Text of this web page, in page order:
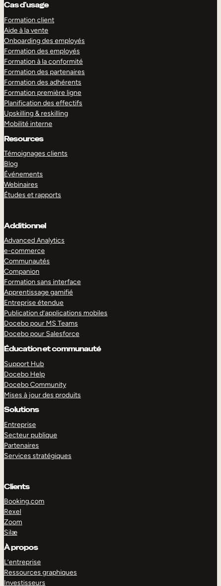
Cas d’usage
Formation client
Aide à la vente
Onboarding des employés
Formation des employés
Formation à la conformité
Formation des partenaires
Formation des adhérents
Formation première ligne
Planification des effectifs
Upskilling & reskilling
Mobilité interne
Resources
Témoignages clients
Blog
Événements
Webinaires
Études et rapports
Additionnel
Advanced Analytics
e-commerce
Communautés
Companion
Formation sans interface
Apprentissage gamifié
Entreprise étendue
Publication d’applications mobiles
Docebo pour MS Teams
Docebo pour Salesforce
Éducation et communauté
Support Hub
Docebo Help
Docebo Community
Mises à jour des produits
Solutions
Entreprise
Secteur publique
Partenaires
Services stratégiques
Clients
Booking.com
Rexel
Zoom
Silæ
À propos
L’entreprise
Ressources graphiques
Investisseurs